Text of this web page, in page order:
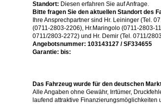
Standort: Diesen erfahren Sie auf Anfrage.
Bitte fragen Sie den aktuellen Standort des
Ihre Ansprechpartner sind Hr. Leininger (Tel.
(0711-2803-2206), Hr.Maringolo (0711-2803-
0711/2803-2272) und Hr. Demir (Tel. 0711/
Angebotsnummer: 103143127 / SF334655
Garantie: bis:
Das Fahrzeug wurde für den deutschen
Alle Angaben ohne Gewähr, Irrtümer,
laufend attraktive